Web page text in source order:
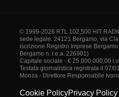
© 1999-2026 RTL 102,500 HIT
sede legale: 24121 Bergamo, via
iscrizione Registro Imprese
Bergamo n. r.e.a. 226901)
Capitale sociale - € 25.000.000,00
Testata giornalistica registrata il 07/
Monza - Direttore Responsabile
Cookie PolicyPrivacy Policy